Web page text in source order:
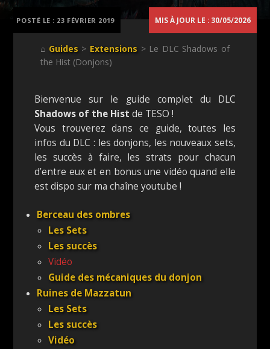
MIS À JOUR LE : 30/05/2026
⌂ Guides > Extensions > Le DLC Shadows of
the Hist (Donjons)
Bienvenue sur le guide complet du DLC
Shadows of the Histde TESO !
Vous trouverez dans ce guide, toutes les
infos du DLC : les donjons, les nouveaux sets,
les succès à faire, les strats pour chacun
d’entre eux et en bonus une vidéo quand elle
est dispo sur ma chaîne youtube !
Berceau des ombres
Les Sets
Les succès
Vidéo
Guide des mécaniques du donjon
Ruines de Mazzatun
Les Sets
Les succès
Vidéo
POSTÉ LE : 23 FÉVRIER 2019